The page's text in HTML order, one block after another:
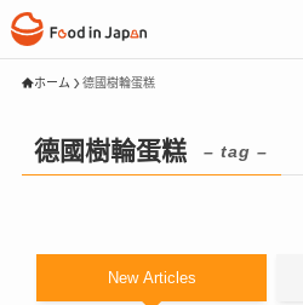
ホーム 德國樹輪蛋糕
德國樹輪蛋糕 – tag –
New Articles